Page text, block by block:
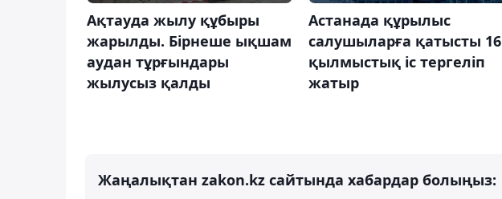
Ақтауда жылу құбыры
жарылды. Бірнеше ықшам
аудан тұрғындары
жылусыз қалды
Астанада құрылыс
салушыларға қатысты 16
қылмыстық іс тергеліп
жатыр
Жаңалықтан zakon.kz сайтында хабардар болыңыз: